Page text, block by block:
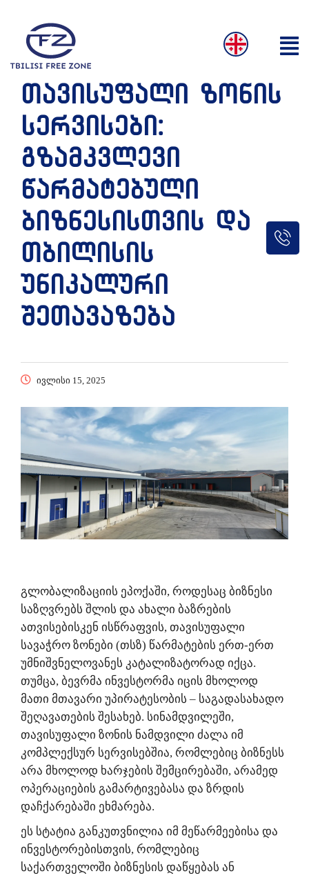
თავისუფალი ზონის
სერვისები:
გზამკვლევი
წარმატებული
ბიზნესისთვის და
თბილისის
უნიკალური
შეთავაზება
ივლისი 15, 2025
გლობალიზაციის ეპოქაში, როდესაც ბიზნესი
საზღვრებს შლის და ახალი ბაზრების
ათვისებისკენ ისწრაფვის, თავისუფალი
სავაჭრო ზონები (თსზ) წარმატების ერთ-ერთ
უმნიშვნელოვანეს კატალიზატორად იქცა.
თუმცა, ბევრმა ინვესტორმა იცის მხოლოდ
მათი მთავარი უპირატესობის – საგადასახადო
შეღავათების შესახებ. სინამდვილეში,
თავისუფალი ზონის ნამდვილი ძალა იმ
კომპლექსურ სერვისებშია, რომლებიც ბიზნესს
არა მხოლოდ ხარჯების შემცირებაში, არამედ
ოპერაციების გამარტივებასა და ზრდის
დაჩქარებაში ეხმარება.
ეს სტატია განკუთვნილია იმ მეწარმეებისა და
ინვესტორებისთვის, რომლებიც
საქართველოში ბიზნესის დაწყებას ან